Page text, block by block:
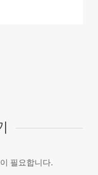
이 필요합니다.